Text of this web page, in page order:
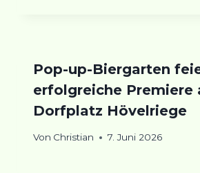
Pop-up-Biergarten
erfolgreiche Premiere
Dorfplatz Hövelriege
Von Christian 7. Juni 2026